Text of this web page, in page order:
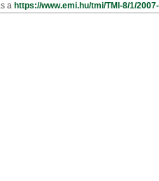
a https://www.emi.hu/tmi/TMI-8/1/